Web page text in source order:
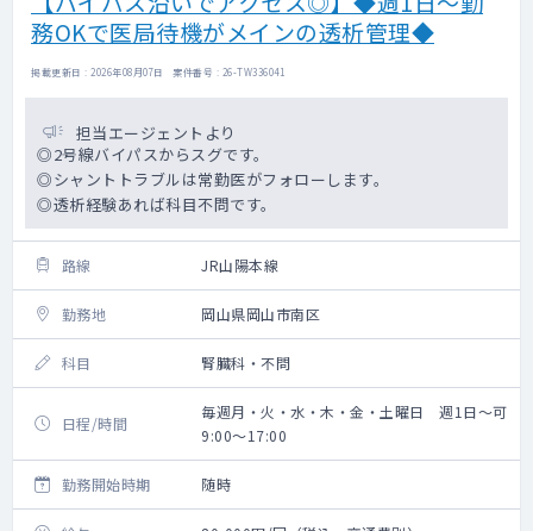
務OKで医局待機がメインの透析管理◆
掲載更新日 : 2026年08月07日 案件番号 : 26-TW336041
担当エージェントより
◎2号線バイパスからスグです。
◎シャントトラブルは常勤医がフォローします。
◎透析経験あれば科目不問です。
路線 JR山陽本線
勤務地 岡山県岡山市南区
科目 腎臓科・不問
日程/時間
毎週月・火・水・木・金・土曜日 週1日～可
9:00～17:00
勤務開始時期 随時